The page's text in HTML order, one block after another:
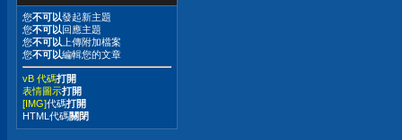
您不可以發起新主題
您不可以回應主題
您不可以 上傳附加檔案
您不可以編輯您的文章
vB 代碼打開
表情圖示打開
[IMG]代碼打開
HTML代碼關閉